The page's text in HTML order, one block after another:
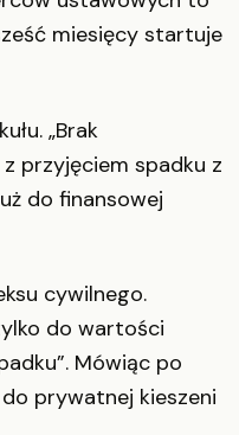
miesięcy startuje
„Brak
przyjęciem spadku z
do finansowej
cywilnego.
do wartości
Mówiąc po
prywatnej kieszeni